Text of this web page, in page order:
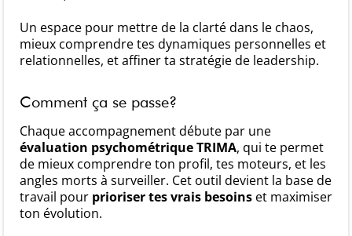
Un espace pour mettre de la clarté dans le chaos,
mieux comprendre tes dynamiques personnelles et
relationnelles, et affiner ta stratégie de leadership.
Comment ça se passe?
Chaque accompagnement débute par une
évaluation psychométrique TRIMA, qui te permet
de mieux comprendre ton profil, tes moteurs, et les
angles morts à surveiller. Cet outil devient la base de
travail pour prioriser tes vrais besoins et maximiser
ton évolution.